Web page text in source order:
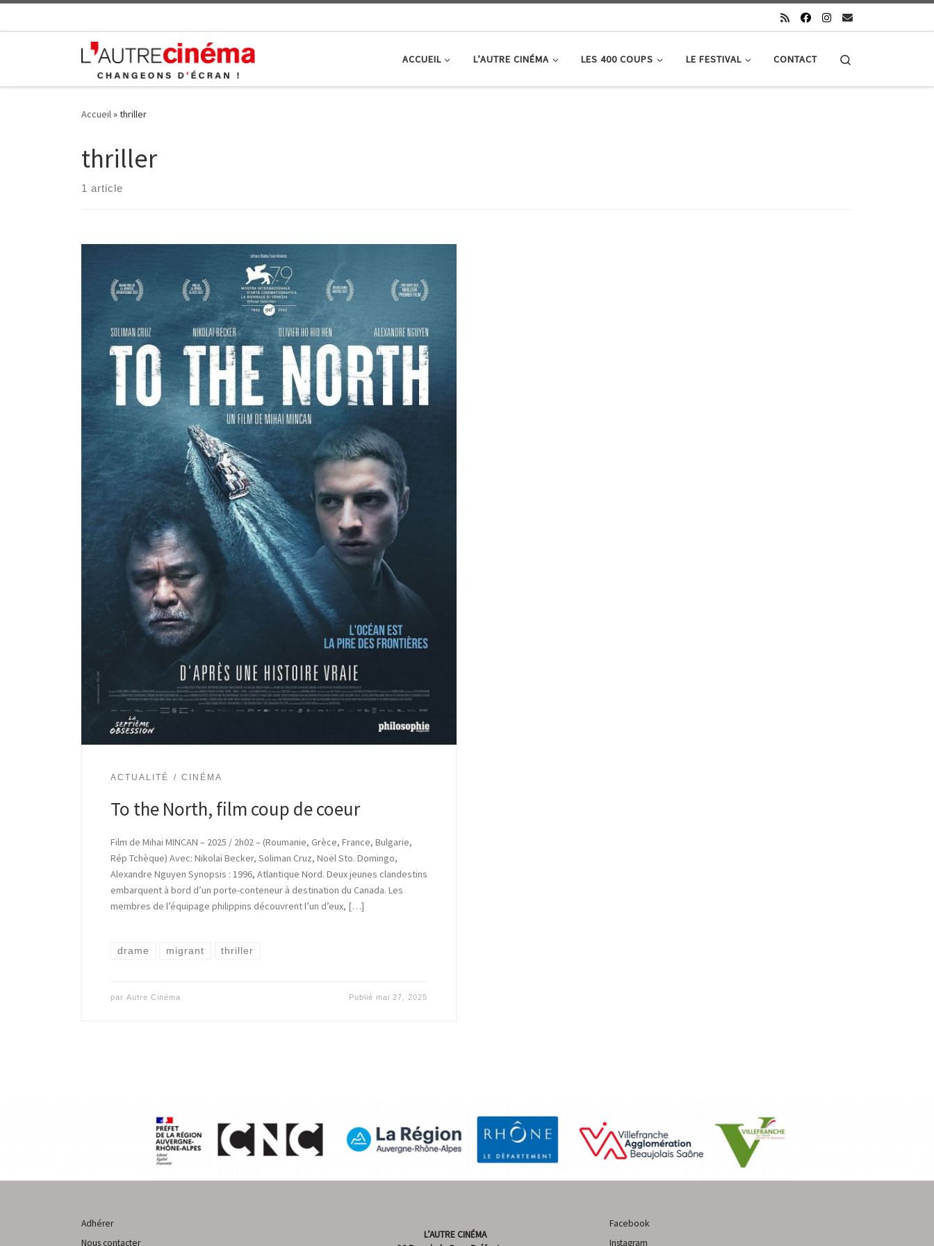
ACCUEIL L’AUTRE CINÉMA LES 400 COUPS LE FESTIVAL CONTACT
Accueil»thriller
thriller
1 article
ACTUALITÉ CINÉMA
To the North, film coup de coeur
Film de Mihai MINCAN – 2025 / 2h02 – (Roumanie, Grèce, France, Bulgarie,
Rép Tchèque) Avec: Nikolaï Becker, Soliman Cruz, Noël Sto. Domingo,
Alexandre Nguyen Synopsis : 1996, Atlantique Nord. Deux jeunes clandestins
embarquent à bord d’un porte-conteneur à destination du Canada. Les
membres de l’équipage philippins découvrent l’un d’eux, […]
drame migrant thriller
par Autre Cinéma Publié mai 27, 2025
Adhérer
Nous contacter
L’AUTRE CINÉMA
Facebook
Instagram